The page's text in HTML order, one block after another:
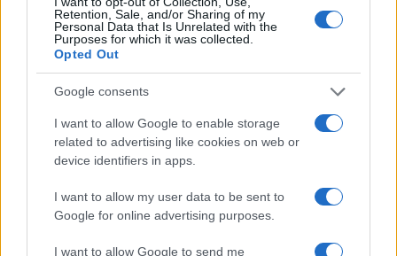
Retention, Sale, and/or Sharing of my
Personal Data that Is Unrelated with the
Purposes for which it was collected.
Opted Out
Google consents
I want to allow Google to enable storage
related to advertising like cookies on web or
device identifiers in apps.
I want to allow my user data to be sent to
Google for online advertising purposes.
I want to allow Google to send me
ce
b
o
o
k
it
te
r
te
re
st
at
s
A
p
a
re
Articolo precedente
Prossimo articolo
NOTIZIE RECENTI
Incendi, a San Pasquale arriva il Campo Base:
l’inaugurazione
Andrea Mura conquista Palau: grande